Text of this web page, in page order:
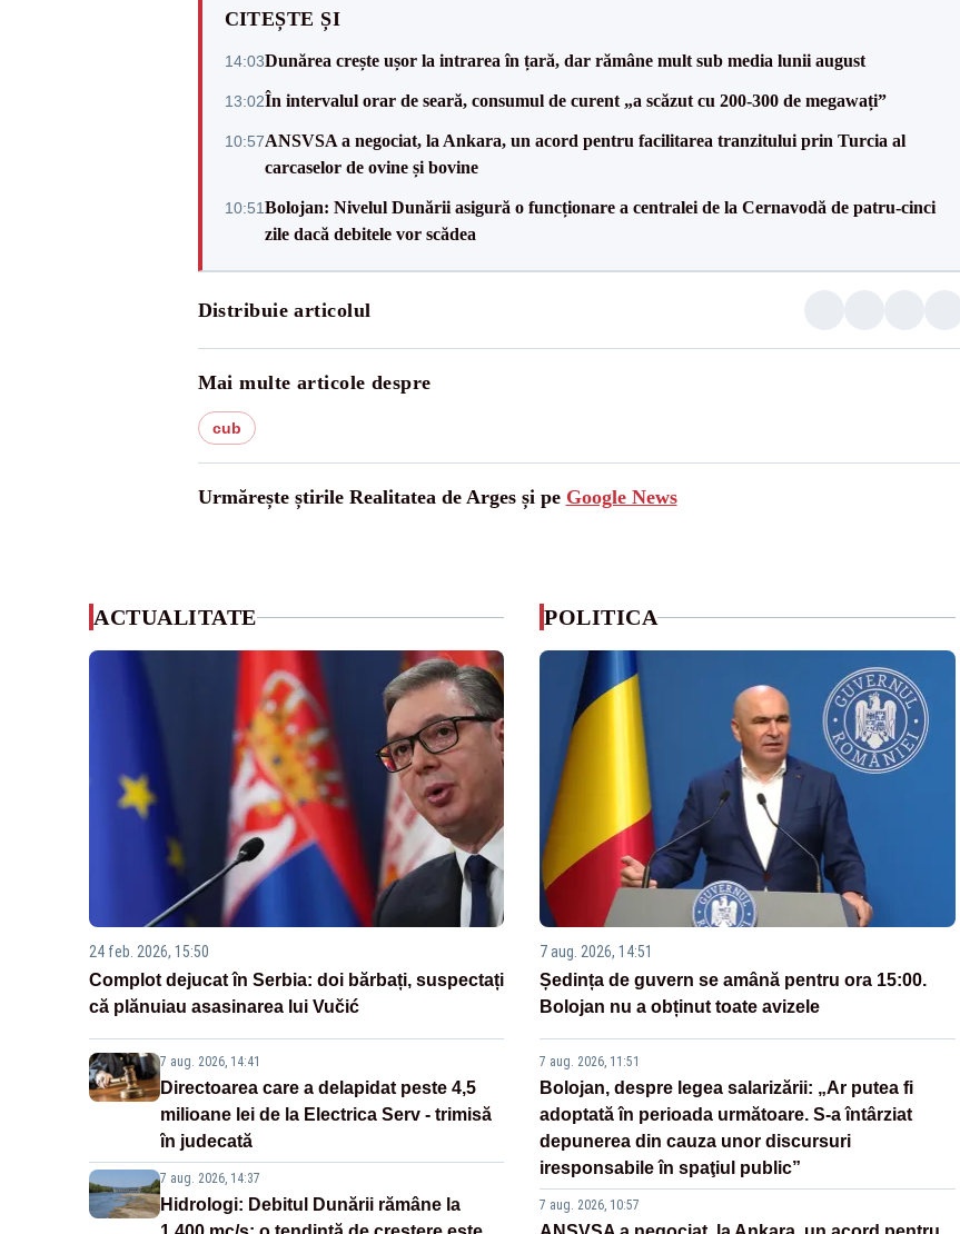
CITEȘTE ȘI
14:03Dunărea crește ușor la intrarea în țară, dar rămâne mult sub media lunii august
13:02În intervalul orar de seară, consumul de curent „a scăzut cu 200-300 de megawați”
10:57ANSVSA a negociat, la Ankara, un acord pentru facilitarea tranzitului prin Turcia al
carcaselor de ovine și bovine
10:51Bolojan: Nivelul Dunării asigură o funcționare a centralei de la Cernavodă de patru-cinci
zile dacă debitele vor scădea
Distribuie articolul
Mai multe articole despre
cub
Urmărește știrile Realitatea de Arges și pe Google News
ACTUALITATE
24 feb. 2026, 15:50
Complot dejucat în Serbia: doi bărbați, suspectați
că plănuiau asasinarea lui Vučić
7 aug. 2026, 14:41
Directoarea care a delapidat peste 4,5
milioane lei de la Electrica Serv - trimisă
în judecată
7 aug. 2026, 14:37
Hidrologi: Debitul Dunării rămâne la
POLITICA
7 aug. 2026, 14:51
Ședința de guvern se amână pentru ora 15:00.
Bolojan nu a obținut toate avizele
7 aug. 2026, 11:51
Bolojan, despre legea salarizării: „Ar putea fi
adoptată în perioada următoare. S-a întârziat
depunerea din cauza unor discursuri
iresponsabile în spaţiul public”
7 aug. 2026, 10:57